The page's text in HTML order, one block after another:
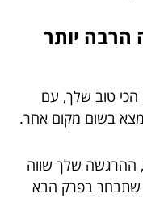
יותר
הכי טוב שלך, עם
בשום מקום אחר.
ההרגשה שלך שווה
שתבחר בפרק הבא